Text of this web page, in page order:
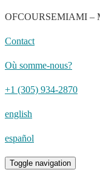
OFCOURSEMIAMI –
Contact
Où somme-nous?
+1 (305) 934-2870
english
español
Toggle navigation